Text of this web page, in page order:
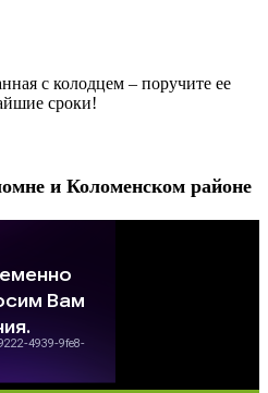
с колодцем – поручите ее
сроки!
и Коломенском районе